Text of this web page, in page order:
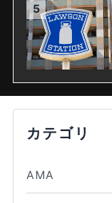
5
カテゴリ
AMA